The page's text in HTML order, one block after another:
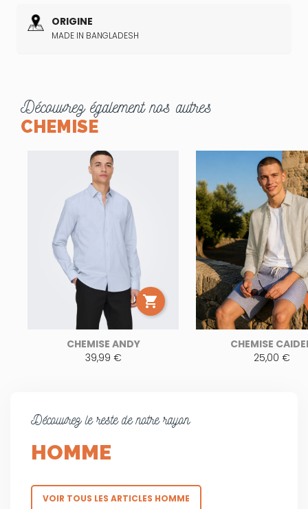
ORIGINE
MADE IN BANGLADESH
Découvrez également nos autres
CHEMISE

CHEMISE ANDY
39,99 €
CHEMISE
25,00 €
Découvrez le reste de notre rayon
HOMME
VOIR TOUS LES ARTICLES HOMME